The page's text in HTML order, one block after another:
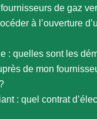
de gaz
à l’ouverture
: quelles sont les
de mon
: quel contrat